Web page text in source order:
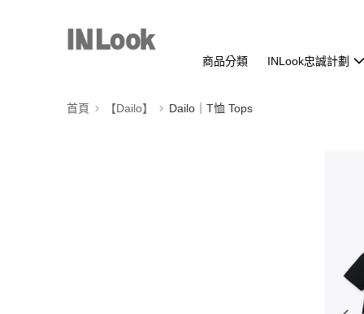
商品分類 INLook忠誠計劃
首頁 【Dailo】 Dailo｜T恤 Tops